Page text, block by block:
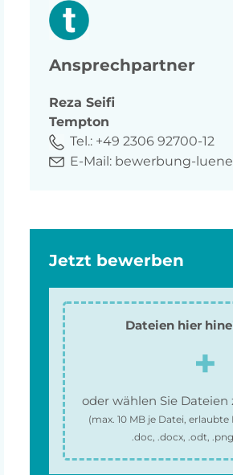
Ansprechpartner
Reza Seifi
Tempton
Tel.: +49 2306 92700-12
E-Mail: bewerbung-
Jetzt bewerben
Dateien hier
oder wählen Sie
(max.10 MB je Datei,
.doc, .docx, .odt,